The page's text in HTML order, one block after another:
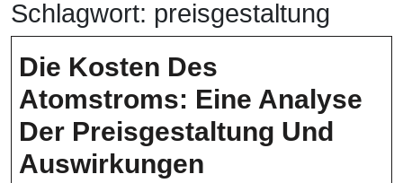
Schlagwort: preisgestaltung
Die Kosten Des
Atomstroms: Eine Analyse
Der Preisgestaltung Und
Auswirkungen